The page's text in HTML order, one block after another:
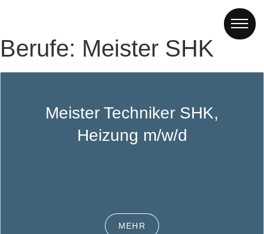
Berufe: Meister SHK
Meister Techniker SHK,
Heizung m/w/d
MEHR